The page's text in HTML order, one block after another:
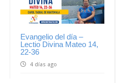
Evangelio del día –
Lectio Divina Mateo 14,
22-36
4 días ago